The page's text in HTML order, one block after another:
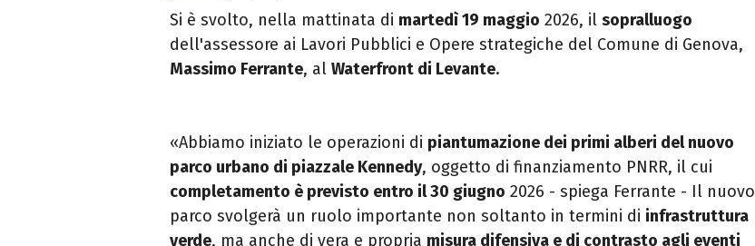
Si è svolto, nella mattinata di martedì 19 maggio 2026, il sopralluogo
dell'assessore ai Lavori Pubblici e Opere strategiche del Comune di Genova,
Massimo Ferrante, al Waterfront di Levante.
«Abbiamo iniziato le operazioni di piantumazione dei primi alberi del nuovo
parco urbano di piazzale Kennedy, oggetto di finanziamento PNRR, il cui
completamento è previsto entro il 30 giugno 2026 - spiega Ferrante - Il nuovo
parco svolgerà un ruolo importante non soltanto in termini di infrastruttura
verde, ma anche di vera e propria misura difensiva e di contrasto agli eventi